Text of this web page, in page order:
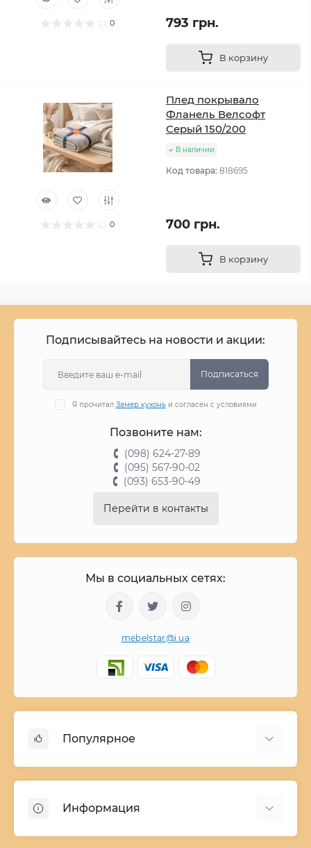
0 793 грн.
В корзину
0
Плед покрывало
Фланель Велсофт
Серый 150/200
В наличии
Код товара: 818695
700 грн.
В корзину
Подписывайтесь на новости и акции:
Подписаться
Я прочитал Замер кухоньи согласен с условиями
Позвоните нам:
(098) 624-27-89
(095) 567-90-02
(093) 653-90-49
Перейти в контакты
Мы в социальных сетях:
mebelstar@i.ua
Популярное
Шкафы купе ширина 90-210 cм высота 220 cм
Комоды из дерева
Информация